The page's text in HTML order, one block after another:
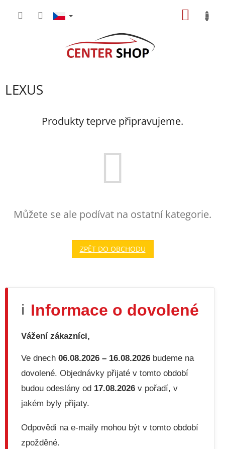
LEXUS
Produkty teprve připravujeme.
Můžete se ale podívat na ostatní kategorie.
ZPĚT DO OBCHODU
ℹ️ Informace o dovolené
Vážení zákazníci,
Ve dnech 06.08.2026 – 16.08.2026 budeme na
dovolené. Objednávky přijaté v tomto období
budou odeslány od 17.08.2026 v pořadí, v
jakém byly přijaty.
Odpovědi na e-maily mohou být v tomto období
zpožděné.